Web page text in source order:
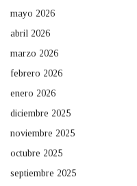
mayo 2026
abril 2026
marzo 2026
febrero 2026
enero 2026
diciembre 2025
noviembre 2025
octubre 2025
septiembre 2025